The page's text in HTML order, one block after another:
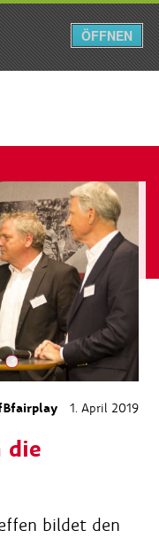
Menü
1. April 2019
bildet den
ÖFFNEN